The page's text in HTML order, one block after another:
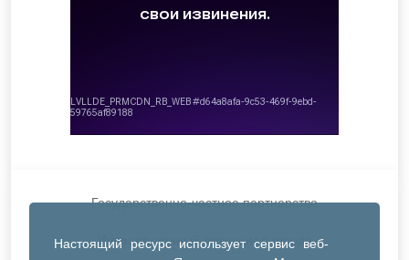
Настоящий ресурс использует сервис веб-
Государственно-частное партнерство
Инвестиционный потенциал города